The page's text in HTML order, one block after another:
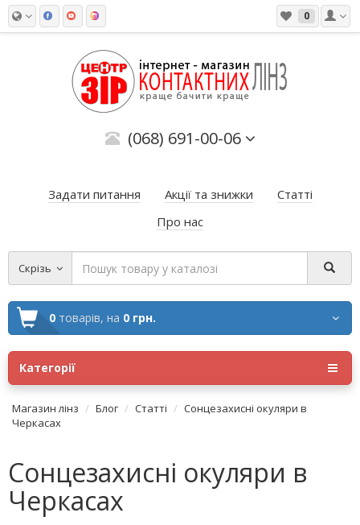
0
(068) 691-00-06
Задати питання Акції та знижки
Статті
Про нас
Скрізь
0 товарів, на 0 грн.
Категорії
Магазин лінз Блог Статті
Сонцезахисні окуляри в
Черкасах
Сонцезахисні окуляри в
Черкасах